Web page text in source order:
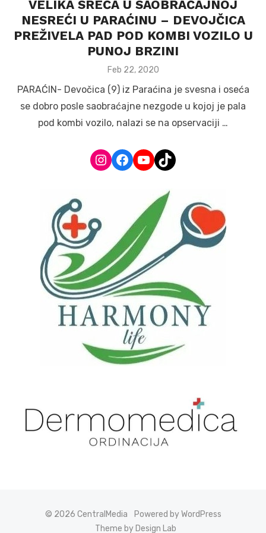
VELIKA SREĆA U SAOBRAĆAJNOJ
NESREĆI U PARAĆINU – DEVOJČICA
PREŽIVELA PAD POD KOMBI VOZILO U
PUNOJ BRZINI
Posted
Feb 22, 2020
PARAĆIN- Devočica (9) iz Paraćina je svesna i oseća
se dobro posle saobraćajne nezgode u kojoj je pala
pod kombi vozilo, nalazi se na opservaciji …
Instagram
Facebook
YouTube
TikTok
© 2026 CentralMedia
Powered by WordPress
Theme by Design Lab